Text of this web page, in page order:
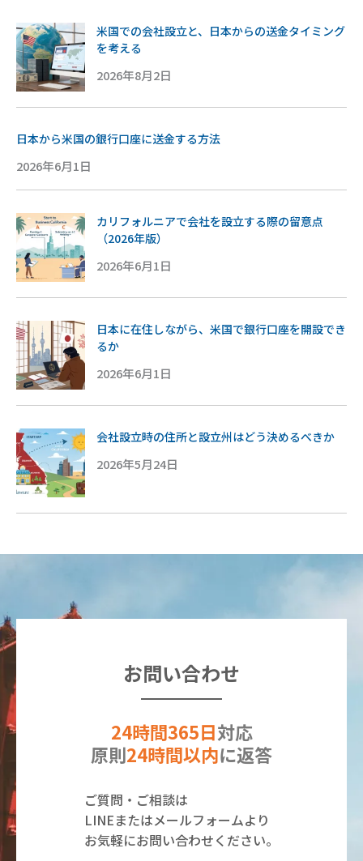
米国での会社設立と、日本からの送金タイミング
を考える
2026年8月2日
日本から米国の銀行口座に送金する方法
2026年6月1日
カリフォルニアで会社を設立する際の留意点
（2026年版）
2026年6月1日
日本に在住しながら、米国で銀行口座を開設でき
るか
2026年6月1日
会社設立時の住所と設立州はどう決めるべきか
2026年5月24日
お問い合わせ
24時間365日対応
原則24時間以内に返答
ご質問・ご相談は
LINEまたはメールフォームより
お気軽にお問い合わせください。